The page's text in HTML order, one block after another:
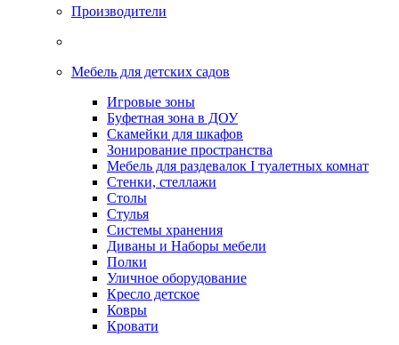
Производители
Мебель для детских садов
Игровые зоны
Буфетная зона в ДОУ
Скамейки для шкафов
Зонирование пространства
Мебель для раздевалок I туалетных комнат
Стенки, стеллажи
Столы
Стулья
Системы хранения
Диваны и Наборы мебели
Полки
Уличное оборудование
Кресло детское
Ковры
Кровати